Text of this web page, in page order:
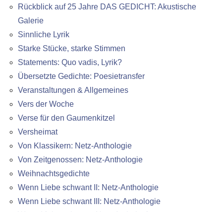
Rückblick auf 25 Jahre DAS GEDICHT: Akustische
Galerie
Sinnliche Lyrik
Starke Stücke, starke Stimmen
Statements: Quo vadis, Lyrik?
Übersetzte Gedichte: Poesietransfer
Veranstaltungen & Allgemeines
Vers der Woche
Verse für den Gaumenkitzel
Versheimat
Von Klassikern: Netz-Anthologie
Von Zeitgenossen: Netz-Anthologie
Weihnachtsgedichte
Wenn Liebe schwant II: Netz-Anthologie
Wenn Liebe schwant III: Netz-Anthologie